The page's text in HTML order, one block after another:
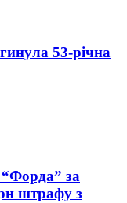
53-річна
“Форда” за
штрафу з